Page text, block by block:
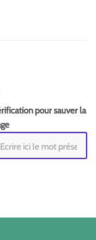
pour sauver la